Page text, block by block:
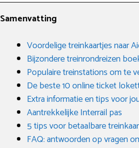
Samenvatting
Voordelige treinkaartjes naar
Bijzondere treinrondreizen
Populaire treinstations om te
De beste 10 online ticket
Extra informatie en tips voor
Aantrekkelijke Interrail pas
5 tips voor betaalbare
FAQ: antwoorden op vragen